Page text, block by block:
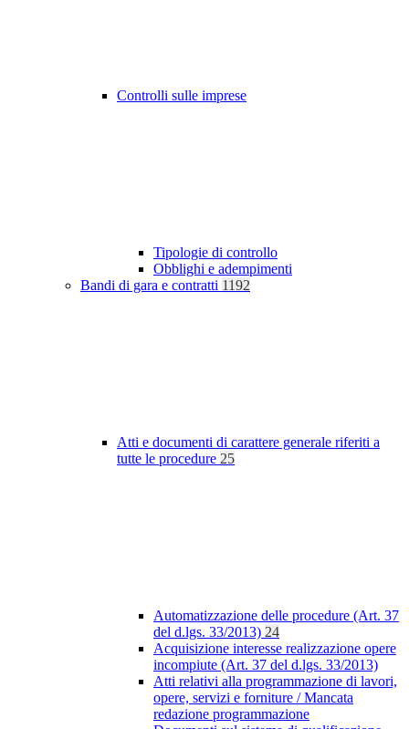
Controlli sulle imprese
Tipologie di controllo
Obblighi e adempimenti
Bandi di gara e contratti 1192
Atti e documenti di carattere generale riferiti a
tutte le procedure 25
Automatizzazione delle procedure (Art. 37
del d.lgs. 33/2013) 24
Acquisizione interesse realizzazione opere
incompiute (Art. 37 del d.lgs. 33/2013)
Atti relativi alla programmazione di lavori,
opere, servizi e forniture / Mancata
redazione programmazione